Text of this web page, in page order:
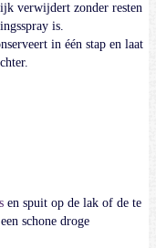
verwijdert zonder resten
is.
in één stap en laat
en spuit op de lak of de te
schone droge